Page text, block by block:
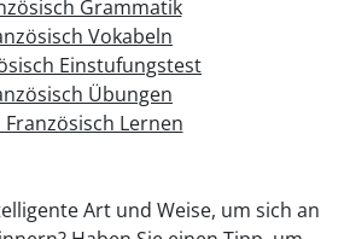
Grammatik
Vokabeln
Einstufungstest
Übungen
Französisch Lernen
Art und Weise, um sich an